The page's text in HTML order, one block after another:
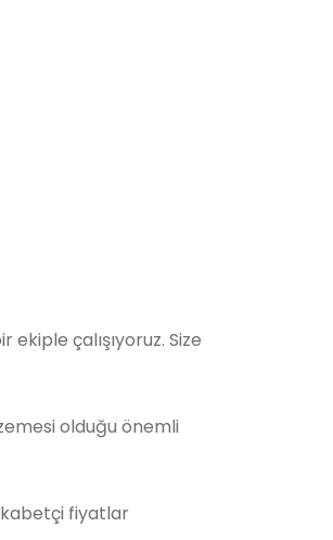
çalışıyoruz. Size
olduğu önemli
fiyatlar